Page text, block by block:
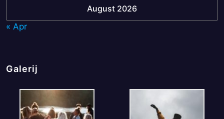
August 2026
« Apr
Galerij